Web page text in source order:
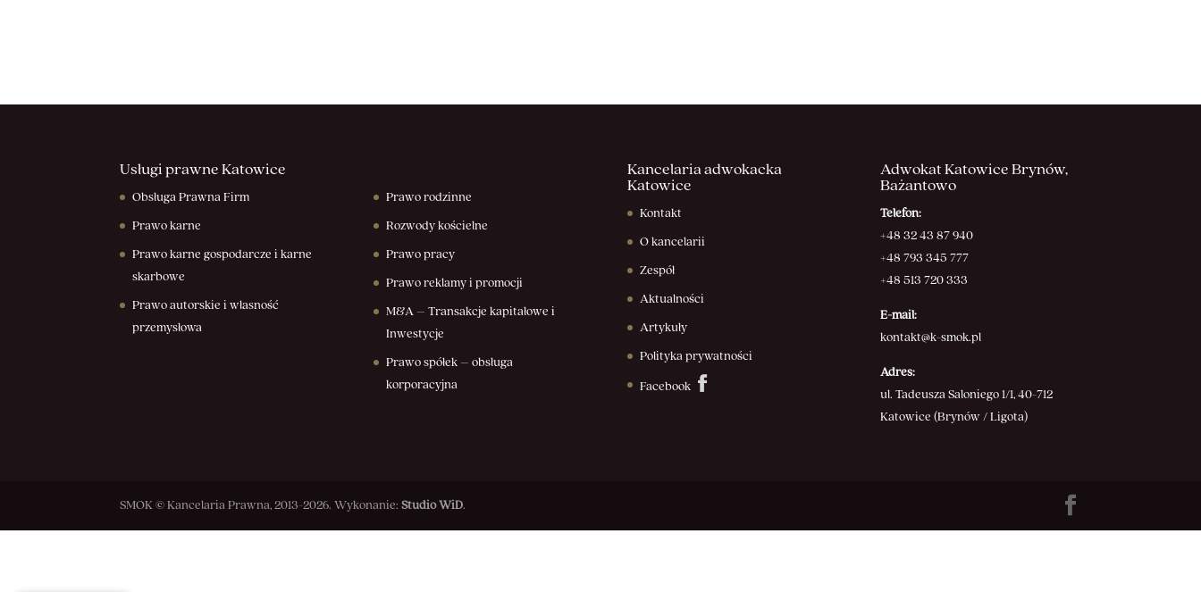
Usługi prawne Katowice
Obsługa Prawna Firm
Prawo karne
Prawo karne gospodarcze i karne
skarbowe
Prawo autorskie i własność
przemysłowa
Prawo rodzinne
Rozwody kościelne
Prawo pracy
Prawo reklamy i promocji
M&A – Transakcje kapitałowe i
Inwestycje
Prawo spółek – obsługa
korporacyjna
Kancelaria adwokacka
Katowice
Kontakt
O kancelarii
Zespół
Aktualności
Artykuły
Polityka prywatności
Facebook
Adwokat Katowice Brynów,
Bażantowo
Telefon:
+48 32 43 87 940
+48 793 345 777
+48 513 720 333
E-mail:
kontakt@k-smok.pl
Adres:
ul. Tadeusza Saloniego 1/1, 40-712
Katowice (Brynów / Ligota)
SMOK © Kancelaria Prawna, 2013-2026. Wykonanie:Studio WiD.